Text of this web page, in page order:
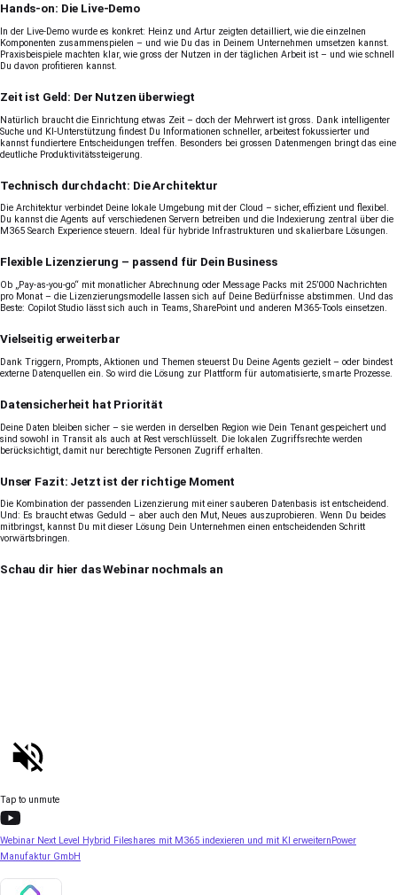
Hands-on: Die Live-Demo
In der Live-Demo wurde es konkret: Heinz und Artur zeigten detailliert, wie die einzelnen
Komponenten zusammenspielen – und wie Du das in Deinem Unternehmen umsetzen kannst.
Praxisbeispiele machten klar, wie gross der Nutzen in der täglichen Arbeit ist – und wie schnell
Du davon profitieren kannst.
Zeit ist Geld: Der Nutzen überwiegt
Natürlich braucht die Einrichtung etwas Zeit – doch der Mehrwert ist gross. Dank intelligenter
Suche und KI-Unterstützung findest Du Informationen schneller, arbeitest fokussierter und
kannst fundiertere Entscheidungen treffen. Besonders bei grossen Datenmengen bringt das eine
deutliche Produktivitätssteigerung.
Technisch durchdacht: Die Architektur
Die Architektur verbindet Deine lokale Umgebung mit der Cloud – sicher, effizient und flexibel.
Du kannst die Agents auf verschiedenen Servern betreiben und die Indexierung zentral über die
M365 Search Experience steuern. Ideal für hybride Infrastrukturen und skalierbare Lösungen.
Flexible Lizenzierung – passend für Dein Business
Ob „Pay-as-you-go“ mit monatlicher Abrechnung oder Message Packs mit 25’000 Nachrichten
pro Monat – die Lizenzierungsmodelle lassen sich auf Deine Bedürfnisse abstimmen. Und das
Beste: Copilot Studio lässt sich auch in Teams, SharePoint und anderen M365-Tools einsetzen.
Vielseitig erweiterbar
Dank Triggern, Prompts, Aktionen und Themen steuerst Du Deine Agents gezielt – oder bindest
externe Datenquellen ein. So wird die Lösung zur Plattform für automatisierte, smarte Prozesse.
Datensicherheit hat Priorität
Deine Daten bleiben sicher – sie werden in derselben Region wie Dein Tenant gespeichert und
sind sowohl in Transit als auch at Rest verschlüsselt. Die lokalen Zugriffsrechte werden
berücksichtigt, damit nur berechtigte Personen Zugriff erhalten.
Unser Fazit: Jetzt ist der richtige Moment
Die Kombination der passenden Lizenzierung mit einer sauberen Datenbasis ist entscheidend.
Und: Es braucht etwas Geduld – aber auch den Mut, Neues auszuprobieren. Wenn Du beides
mitbringst, kannst Du mit dieser Lösung Dein Unternehmen einen entscheidenden Schritt
vorwärtsbringen.
Schau dir hier das Webinar nochmals an
Tap to unmute
Webinar Next Level Hybrid Fileshares mit M365 indexieren und mit KI erweiternPower
Manufaktur GmbH